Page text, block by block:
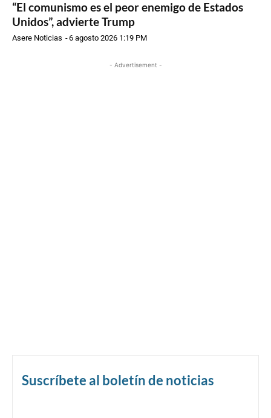
“El comunismo es el peor enemigo de Estados
Unidos”, advierte Trump
Asere Noticias -6 agosto 2026 1:19 PM
- Advertisement -
Suscríbete al boletín de noticias